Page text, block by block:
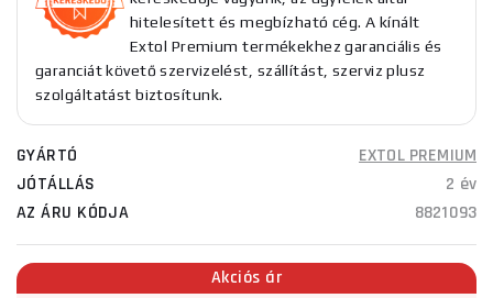
hitelesített és megbízható cég. A kínált
Extol Premium termékekhez garanciális és
garanciát követő szervizelést, szállítást, szerviz plusz
szolgáltatást biztosítunk.
GYÁRTÓ
EXTOL PREMIUM
JÓTÁLLÁS
2 év
AZ ÁRU KÓDJA
8821093
Akciós ár